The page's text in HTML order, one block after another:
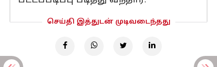
செய்தி இத்துடன் முடிவடைந்தது